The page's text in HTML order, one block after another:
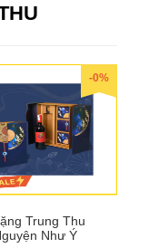
-0%
Trung Thu
Như Ý